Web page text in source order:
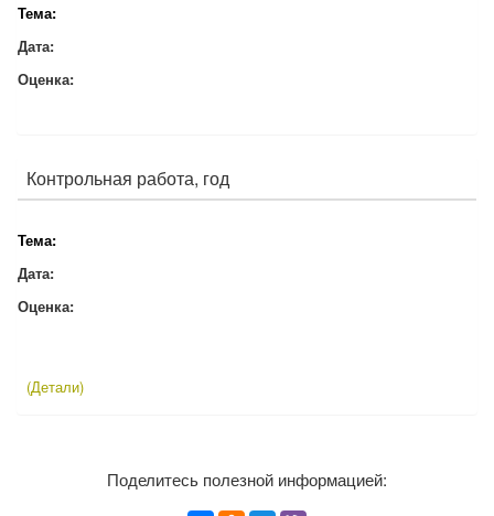
Тема:
Дата:
Оценка:
Контрольная работа, год
Тема:
Дата:
Оценка:
(Детали)
Поделитесь полезной информацией: